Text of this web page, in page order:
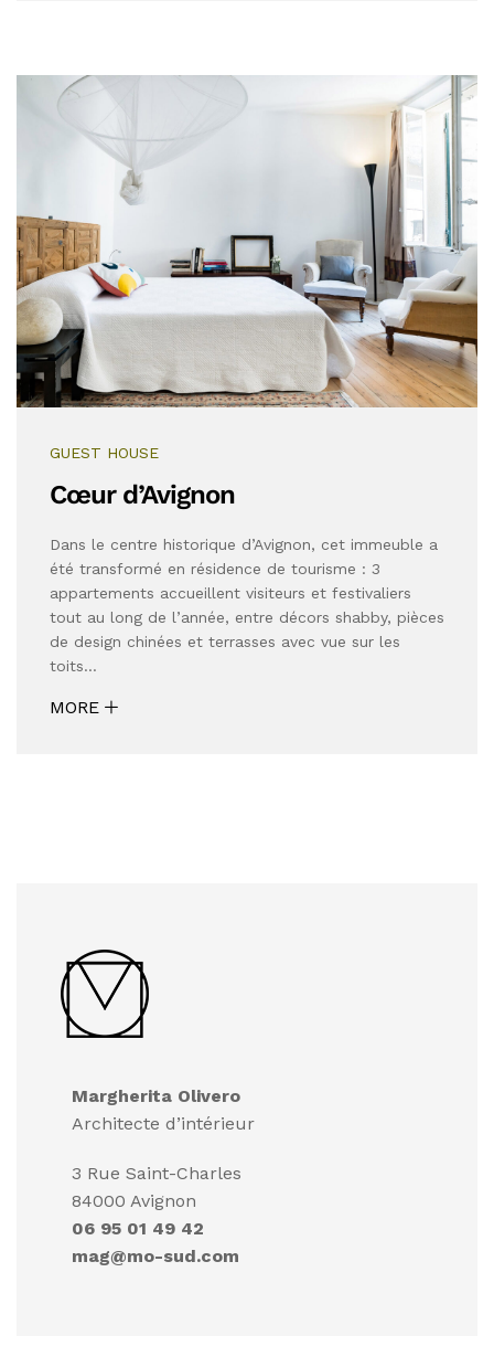
GUEST HOUSE
Cœur d’Avignon
Dans le centre historique d’Avignon, cet immeuble a
été transformé en résidence de tourisme : 3
appartements accueillent visiteurs et festivaliers
tout au long de l’année, entre décors shabby, pièces
de design chinées et terrasses avec vue sur les
toits…
MORE
Margherita Olivero
Architecte d’intérieur
3 Rue Saint-Charles
84000 Avignon
06 95 01 49 42
mag@mo-sud.com